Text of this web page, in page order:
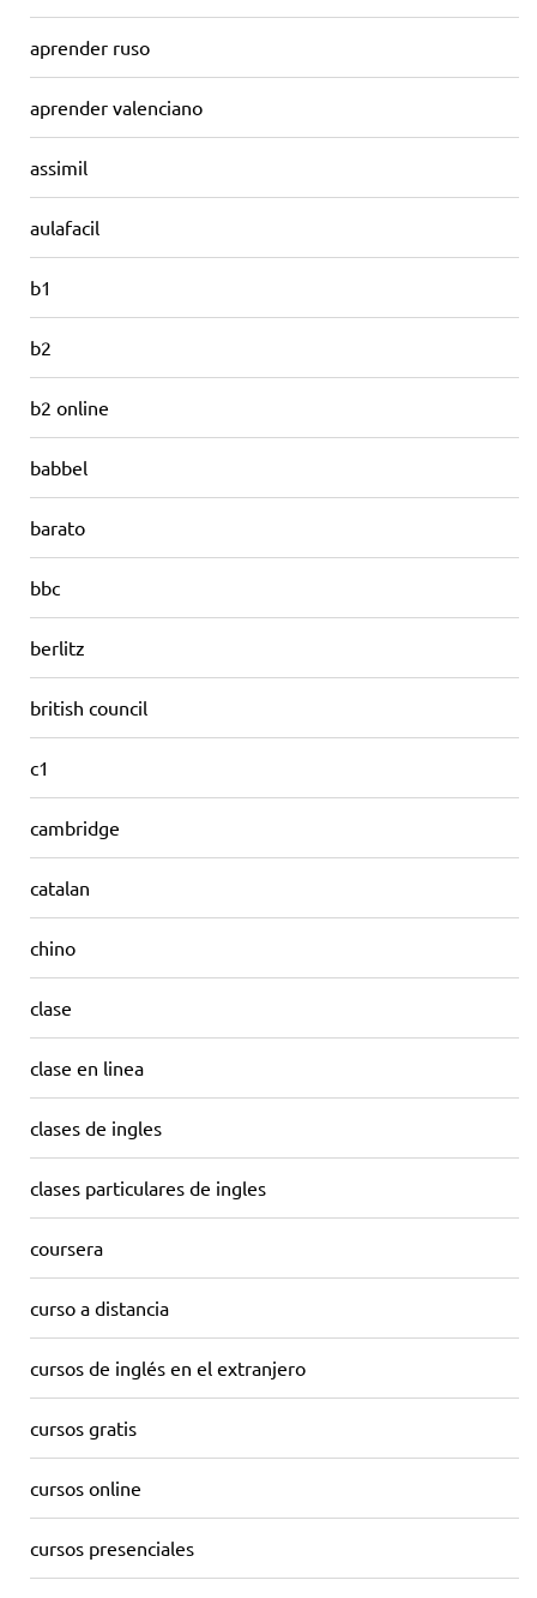
aprender ruso
aprender valenciano
assimil
aulafacil
b1
b2
b2 online
babbel
barato
bbc
berlitz
british council
c1
cambridge
catalan
chino
clase
clase en linea
clases de ingles
clases particulares de ingles
coursera
curso a distancia
cursos de inglés en el extranjero
cursos gratis
cursos online
cursos presenciales